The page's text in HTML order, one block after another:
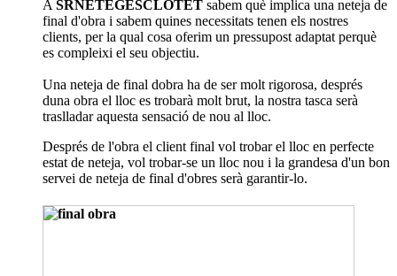
A SRNETEGESCLOTET sabem què implica una neteja de
final d'obra i sabem quines necessitats tenen els nostres
clients, per la qual cosa oferim un pressupost adaptat perquè
es compleixi el seu objectiu.
Una neteja de final dobra ha de ser molt rigorosa, després
duna obra el lloc es trobarà molt brut, la nostra tasca serà
traslladar aquesta sensació de nou al lloc.
Després de l'obra el client final vol trobar el lloc en perfecte
estat de neteja, vol trobar-se un lloc nou i la grandesa d'un bon
servei de neteja de final d'obres serà garantir-lo.